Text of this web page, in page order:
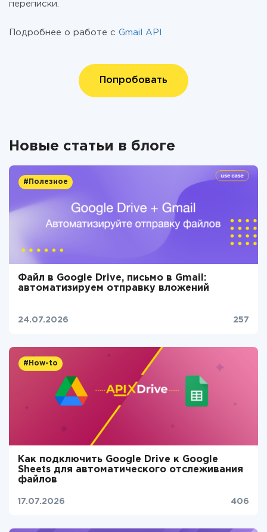
переписки.
Подробнее о работе с Gmail API
Попробовать
Новые статьи в блоге
#Полезное
Файл в Google Drive, письмо в Gmail:
автоматизируем отправку вложений
24.07.2026 257
#How-to
Как подключить Google Drive к Google
Sheets для автоматического отслеживания
файлов
17.07.2026 406